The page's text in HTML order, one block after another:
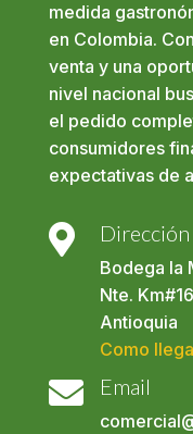
medida
en Colombia.
venta y una
nivel nacional
el pedido
consumidores
expectativas de
 Dirección
Bodega la
Nte.
Antioquia
Como
 Email